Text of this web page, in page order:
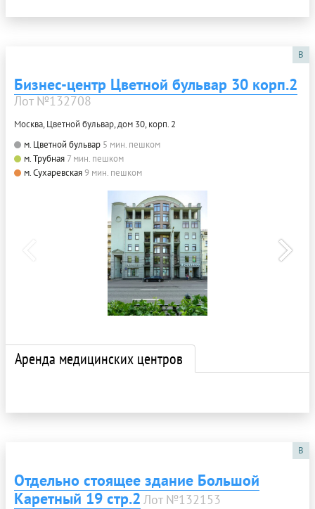
B
Бизнес-центр Цветной бульвар 30 корп.2
Лот №132708
Москва, Цветной бульвар, дом 30, корп. 2
м. Цветной бульвар 5 мин. пешком
м. Трубная 7 мин. пешком
м. Сухаревская9 мин. пешком
Аренда медицинских центров
B
Отдельно стоящее здание Большой
Каретный 19 стр.2 Лот №132153